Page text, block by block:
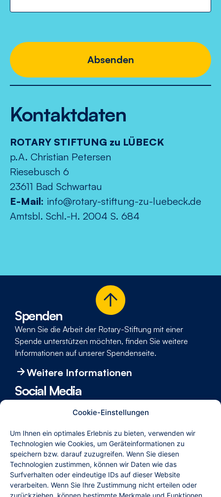
Cookie-Einstellungen
Um Ihnen ein optimales Erlebnis zu bieten, verwenden wir
Technologien wie Cookies, um Geräteinformationen zu
speichern bzw. darauf zuzugreifen. Wenn Sie diesen
Technologien zustimmen, können wir Daten wie das
Surfverhalten oder eindeutige IDs auf dieser Website
verarbeiten. Wenn Sie Ihre Zustimmung nicht erteilen oder
zurückziehen, können bestimmte Merkmale und Funktionen
Absenden
Kontaktdaten
ROTARY STIFTUNG zu LÜBECK
p.A. Christian Petersen
Riesebusch 6
23611 Bad Schwartau
E-Mail: info@rotary-stiftung-zu-luebeck.de
Amtsbl. Schl.-H. 2004 S. 684
Spenden
Wenn Sie die Arbeit der Rotary-Stiftung mit einer
Spende unter­stützen möchten, finden Sie weitere
Informationen auf unserer Spenden­seite.
Weitere Informationen
Social Media
Rotary Stiftung zu erhalten, folgen Sie uns bei
Facebook, Instagram und YouTube.
Internet-Partner